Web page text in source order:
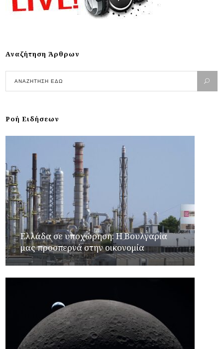
Αναζήτηση Άρθρων
Ροή Ειδήσεων
Ελλάδα σε υποχώρηση: Η Βουλγαρία
μας προσπερνά στην οικονομία